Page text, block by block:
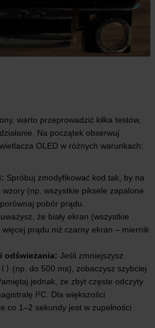
warto przeprowadzić kilka testów,
Na początek obserwuj
OLED w różnych warunkach:
Spróbuj zmodyfikować kod tak, by na
(np. wszystkie piksele zapalone
pobór prądu.
że biały ekran (wszystkie
prądu niż czarny ekran – miernik
odświeżania: Jeśli zmniejszysz
(np. do 500 ms), zobaczysz szybciej
jednak, że zbyt częste odczyty
I²C. Dla większości
co 1–2 sekundy jest w zupełności